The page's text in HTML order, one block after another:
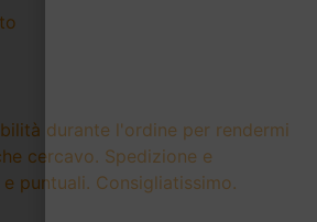
durante l'ordine per rendermi
cercavo. Spedizione e
puntuali. Consigliatissimo.